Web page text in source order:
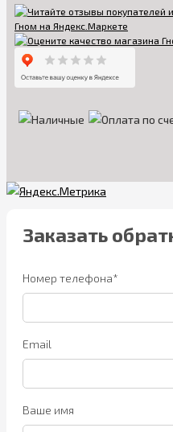
Заказать
Номер телефона*
Email
Ваше имя